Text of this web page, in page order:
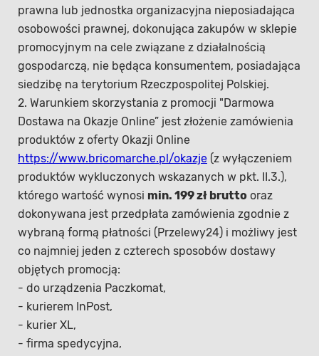
prawna lub jednostka organizacyjna nieposiadająca
osobowości prawnej, dokonująca zakupów w sklepie
promocyjnym na cele związane z działalnością
gospodarczą, nie będąca konsumentem, posiadająca
siedzibę na terytorium Rzeczpospolitej Polskiej.
2. Warunkiem skorzystania z promocji "Darmowa
Dostawa na Okazje Online” jest złożenie zamówienia
produktów z oferty Okazji Online
https://www.bricomarche.pl/okazje (z wyłączeniem
produktów wykluczonych wskazanych w pkt. II.3.),
którego wartość wynosi min. 199 zł brutto oraz
dokonywana jest przedpłata zamówienia zgodnie z
wybraną formą płatności (Przelewy24) i możliwy jest
co najmniej jeden z czterech sposobów dostawy
objętych promocją:
- do urządzenia Paczkomat,
- kurierem InPost,
- kurier XL,
- firma spedycyjna,